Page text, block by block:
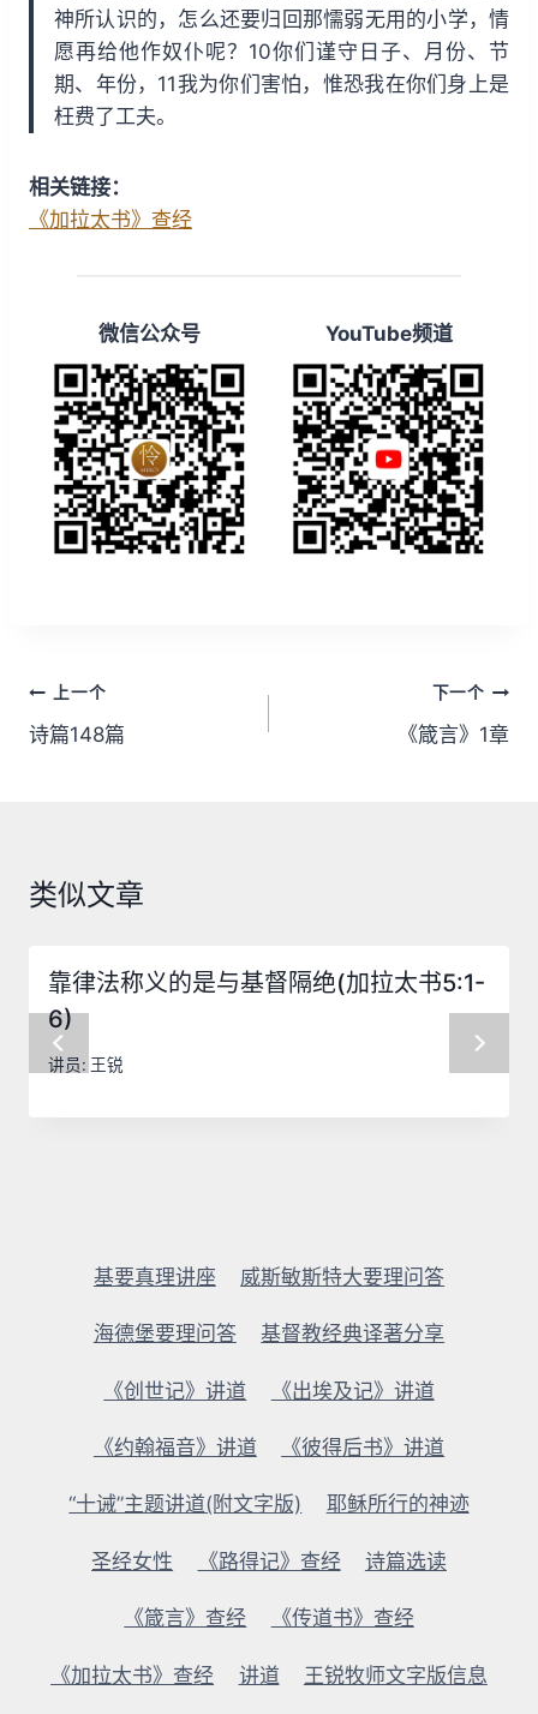
神所认识的，怎么还要归回那懦弱无用的小学，情
愿再给他作奴仆呢？10你们谨守日子、月份、节
期、年份，11我为你们害怕，惟恐我在你们身上是
枉费了工夫。
相关链接：
《加拉太书》查经
微信公众号 YouTube频道
文
章
上一个
诗篇148篇
下一个
《箴言》1章
类似文章
靠律法称义的是与基督隔绝(加拉太书5:1-
6)
讲员: 王锐
基要真理讲座 威斯敏斯特大要理问答
海德堡要理问答 基督教经典译著分享
《创世记》讲道 《出埃及记》讲道
《约翰福音》讲道 《彼得后书》讲道
“十诫”主题讲道(附文字版) 耶稣所行的神迹
圣经女性 《路得记》查经 诗篇选读
《箴言》查经 《传道书》查经
《加拉太书》查经 讲道 王锐牧师文字版信息